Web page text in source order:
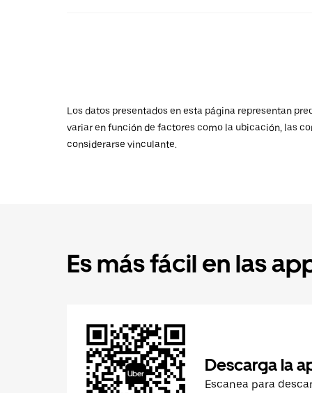
Los datos presentados en esta página representan
variar en función de factores como la ubicación, las
considerarse vinculante.
Es más fácil en las
Descarga la
Escanea para